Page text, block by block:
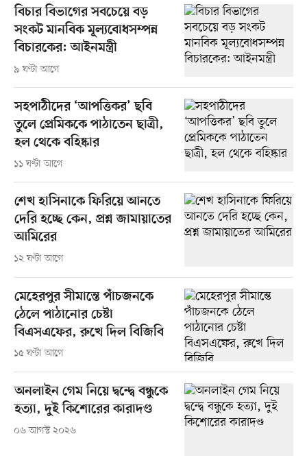
বিচার বিভাগের সবচেয়ে বড়
সংকট মানবিক মূল্যবোধসম্পন্ন
বিচারকের: আইনমন্ত্রী
৯ ঘণ্টা আগে
সহপাঠীদের ‘আপত্তিকর’ ছবি
তুলে প্রেমিককে পাঠাতেন ছাত্রী,
হল থেকে বহিষ্কার
১১ ঘণ্টা আগে
শেখ হাসিনাকে ফিরিয়ে আনতে
দেরি হচ্ছে কেন, প্রশ্ন জামায়াতের
আমিরের
১২ ঘণ্টা আগে
মেহেরপুর সীমান্তে পাঁচজনকে
ঠেলে পাঠানোর চেষ্টা
বিএসএফের, রুখে দিল বিজিবি
১৫ ঘণ্টা আগে
অনলাইন গেম নিয়ে দ্বন্দ্বে বন্ধুকে
হত্যা, দুই কিশোরের কারাদণ্ড
০৬ আগস্ট ২০২৬